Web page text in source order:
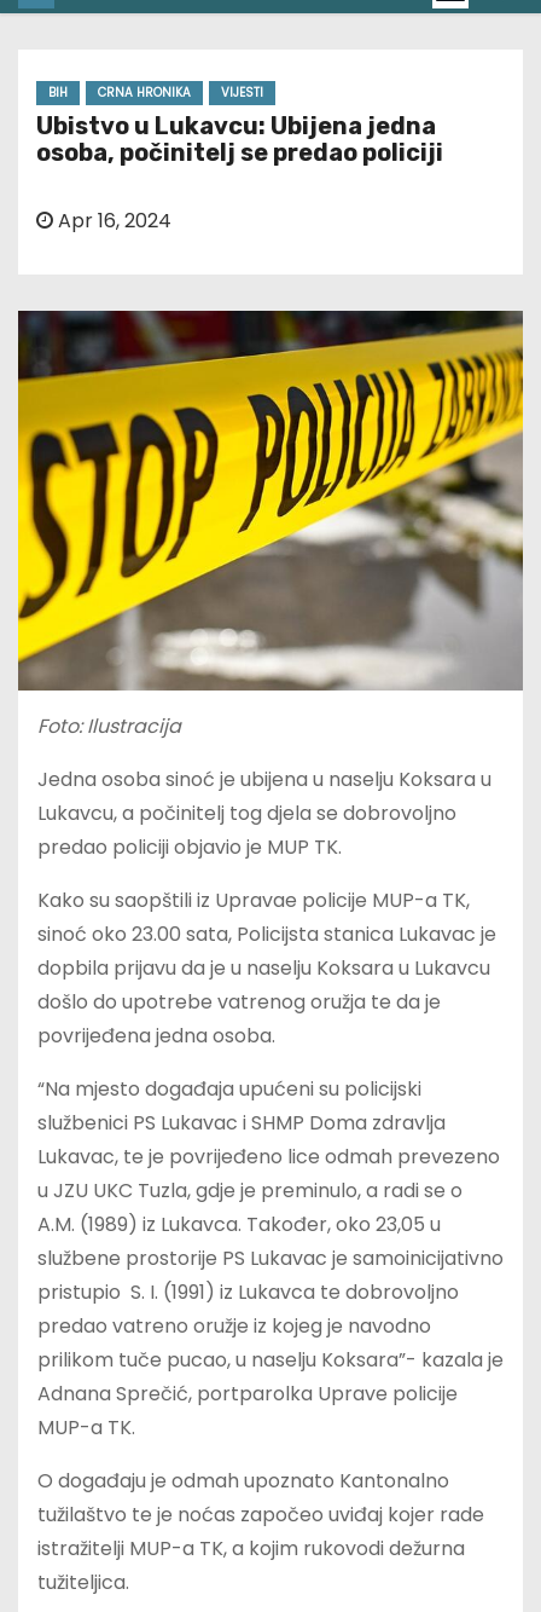
BIH CRNA HRONIKA VIJESTI
Ubistvo u Lukavcu: Ubijena jedna
osoba, počinitelj se predao policiji
Apr 16, 2024
Foto: Ilustracija
Jedna osoba sinoć je ubijena u naselju Koksara u
Lukavcu, a počinitelj tog djela se dobrovoljno
predao policiji objavio je MUP TK.
Kako su saopštili iz Upravae policije MUP-a TK,
sinoć oko 23.00 sata, Policijsta stanica Lukavac je
dopbila prijavu da je u naselju Koksara u Lukavcu
došlo do upotrebe vatrenog oružja te da je
povrijeđena jedna osoba.
“Na mjesto događaja upućeni su policijski
službenici PS Lukavac i SHMP Doma zdravlja
Lukavac, te je povrijeđeno lice odmah prevezeno
u JZU UKC Tuzla, gdje je preminulo, a radi se o
A.M. (1989) iz Lukavca. Također, oko 23,05 u
službene prostorije PS Lukavac je samoinicijativno
pristupio S. I. (1991) iz Lukavca te dobrovoljno
predao vatreno oružje iz kojeg je navodno
prilikom tuče pucao, u naselju Koksara”- kazala je
Adnana Sprečić, portparolka Uprave policije
MUP-a TK.
O događaju je odmah upoznato Kantonalno
tužilaštvo te je noćas započeo uviđaj kojer rade
istražitelji MUP-a TK, a kojim rukovodi dežurna
tužiteljica.